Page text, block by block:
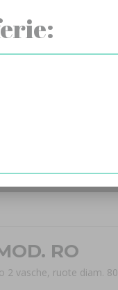
RO
2 vasche, ruote diam. 80